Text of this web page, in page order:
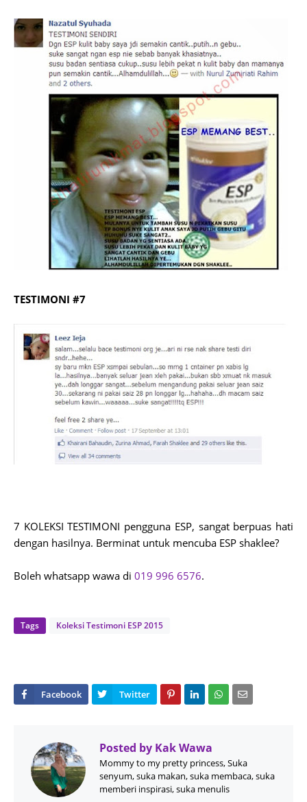
TESTIMONI #7
7 KOLEKSI TESTIMONI pengguna ESP, sangat berpuas hati
dengan hasilnya. Berminat untuk mencuba ESP shaklee?
Boleh whatsapp wawa di 019 996 6576.
Tags Koleksi Testimoni ESP 2015
Posted by Kak Wawa
Mommy to my pretty princess, Suka
senyum, suka makan, suka membaca, suka
memberi inspirasi, suka menulis